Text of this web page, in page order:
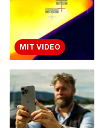
MIT VIDEO